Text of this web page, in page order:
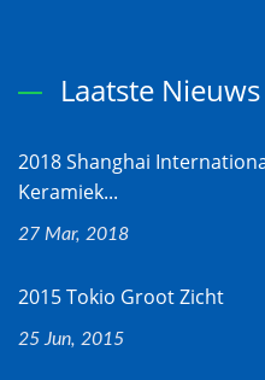
Laatste Nieuws
2018 Shanghai
Keramiek...
27 Mar, 2018
2015 Tokio Groot Zicht
25 Jun, 2015